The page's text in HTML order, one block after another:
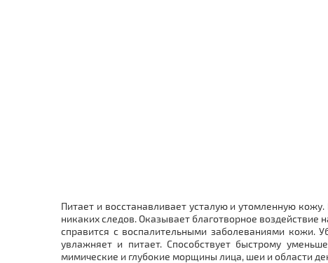
Питает и восстанавливает усталую и утомленную
никаких следов. Оказывает благотворное
справится с воспалительными заболеваниями кожи.
увлажняет и питает. Способствует быстрому
мимические и глубокие морщины лица, шеи и области